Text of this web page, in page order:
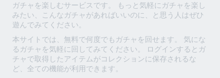
ガチャを楽しむサービスです。 もっと気軽にガチャを楽し
みたい、こんなガチャがあればいいのに、と思う人はぜひ
遊んでみてください。
本サイトでは、無料で何度でもガチャを回せます。 気にな
るガチャを気軽に回してみてください。 ログインするとガ
チャで取得したアイテムがコレクションに保存されるな
ど、全ての機能が利用できます。